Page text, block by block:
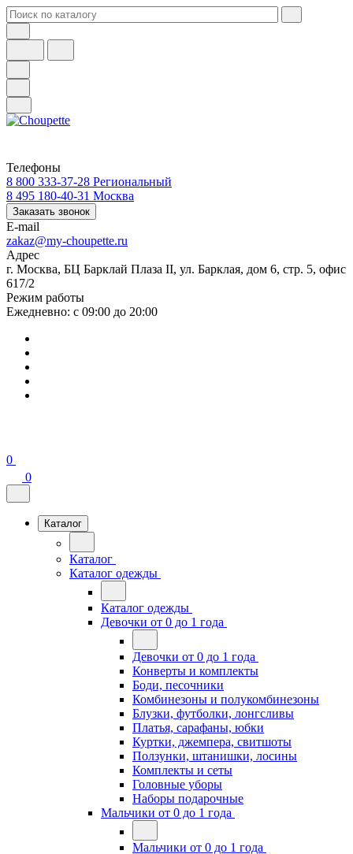
Телефоны
8 800 333-37-28 Региональный
8 495 180-40-31 Москва
Заказать звонок
E-mail
zakaz@my-choupette.ru
Адрес
г. Москва, БЦ Барклай Плаза II, ул. Барклая, дом 6, стр. 5, офис
617/2
Режим работы
Ежедневно: с 09:00 до 20:00
0
0
Каталог
Каталог
Каталог одежды
Каталог одежды
Девочки от 0 до 1 года
Девочки от 0 до 1 года
Конверты и комплекты
Боди, песочники
Комбинезоны и полукомбинезоны
Блузки, футболки, лонгсливы
Платья, сарафаны, юбки
Куртки, джемпера, свитшоты
Ползунки, штанишки, лосины
Комплекты и сеты
Головные уборы
Наборы подарочные
Мальчики от 0 до 1 года
Мальчики от 0 до 1 года